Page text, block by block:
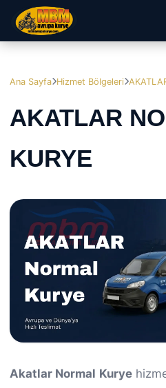
Ana Sayfa Hizmet Bölgeleri
AKATLAR
KURYE
Akatlar Normal Kurye